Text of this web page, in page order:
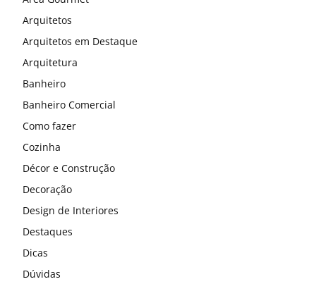
Arquitetos
Arquitetos em Destaque
Arquitetura
Banheiro
Banheiro Comercial
Como fazer
Cozinha
Décor e Construção
Decoração
Design de Interiores
Destaques
Dicas
Dúvidas